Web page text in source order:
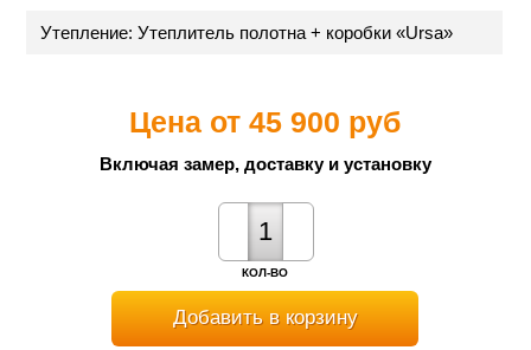
Утепление: Утеплитель полотна + коробки «Ursa»
Цена от45 900 руб
Включая замер, доставку и установку
КОЛ-ВО
Добавить в корзину